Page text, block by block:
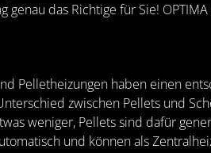
genau das Richtige für Sie!
Pelletheizungen haben einen
zwischen Pellets und
weniger, Pellets sind dafür
und können als